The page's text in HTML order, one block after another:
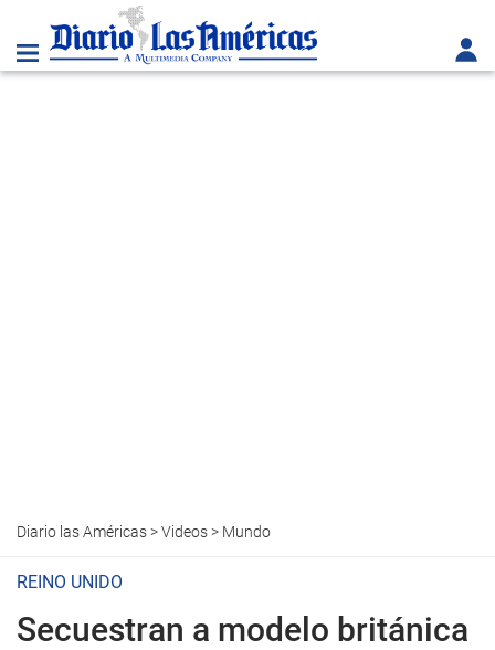
Diario las Américas>Videos> Mundo
REINO UNIDO
Secuestran a modelo británica